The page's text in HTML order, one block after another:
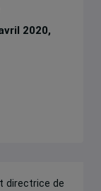
2020,
directrice de